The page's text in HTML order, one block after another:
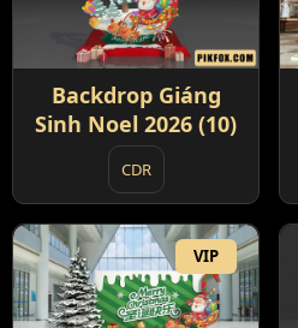
Backdrop Giáng
Sinh Noel 2026 (10)
CDR
VIP